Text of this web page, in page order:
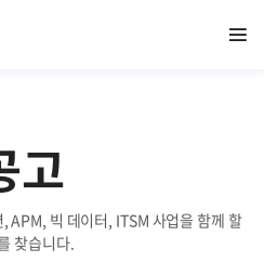
열기
고
APM, 빅 데이터, ITSM 사업을 함께 할
찾습니다.